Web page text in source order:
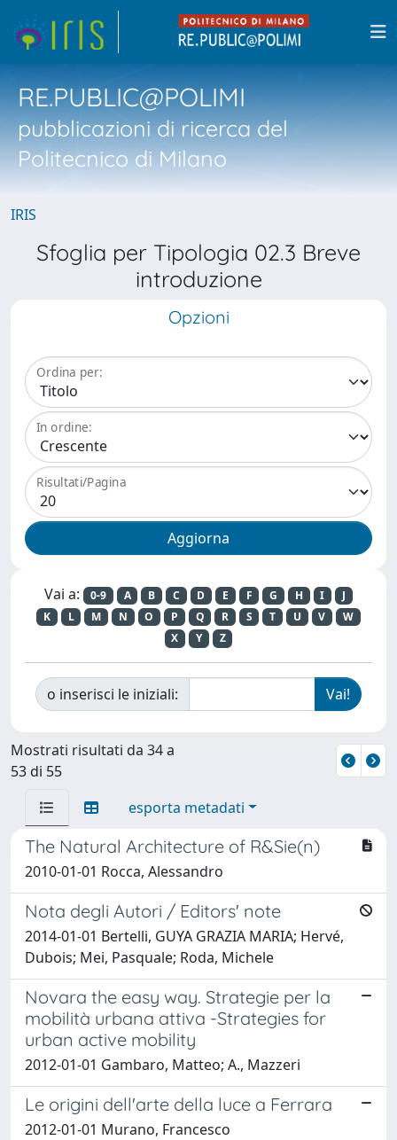
RE.PUBLIC@POLIMI
pubblicazioni di ricerca del
Politecnico di Milano
IRIS
Sfoglia per Tipologia 02.3 Breve
introduzione
Opzioni
Ordina per:
In ordine:
Risultati/Pagina
Vai a: 0-9 A B C D E F G H I
J
K
L M N O P Q R S T U V
W
X
Y Z
o inserisci le iniziali:
Mostrati risultati da 34 a
53 di 55
esporta metadati
The Natural Architecture of R&Sie(n)
2010-01-01 Rocca, Alessandro
Nota degli Autori / Editors' note
2014-01-01 Bertelli, GUYA GRAZIA MARIA; Hervé,
Dubois; Mei, Pasquale; Roda, Michele
Novara the easy way. Strategie per la
mobilità urbana attiva -Strategies for
urban active mobility
2012-01-01 Gambaro, Matteo; A., Mazzeri
Le origini dell'arte della luce a Ferrara
2012-01-01 Murano, Francesco